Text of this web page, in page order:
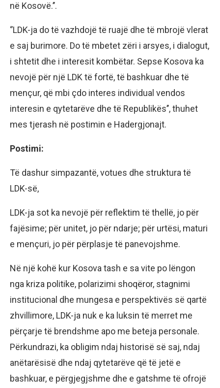
në Kosovë.’’.
‘’LDK-ja do të vazhdojë të ruajë dhe të mbrojë vlerat
e saj burimore. Do të mbetet zëri i arsyes, i dialogut,
i shtetit dhe i interesit kombëtar. Sepse Kosova ka
nevojë për një LDK të fortë, të bashkuar dhe të
mençur, që mbi çdo interes individual vendos
interesin e qytetarëve dhe të Republikës’’, thuhet
mes tjerash në postimin e Hadergjonajt.
Postimi:
Të dashur simpazantë, votues dhe struktura të
LDK-së,
LDK-ja sot ka nevojë për reflektim të thellë, jo për
fajësime; për unitet, jo për ndarje; për urtësi, maturi
e mençuri, jo për përplasje të panevojshme.
Në një kohë kur Kosova tash e sa vite po lëngon
nga kriza politike, polarizimi shoqëror, stagnimi
institucional dhe mungesa e perspektivës së qartë
zhvillimore, LDK-ja nuk e ka luksin të merret me
përçarje të brendshme apo me beteja personale.
Përkundrazi, ka obligim ndaj historisë së saj, ndaj
anëtarësisë dhe ndaj qytetarëve që të jetë e
bashkuar, e përgjegjshme dhe e gatshme të ofrojë